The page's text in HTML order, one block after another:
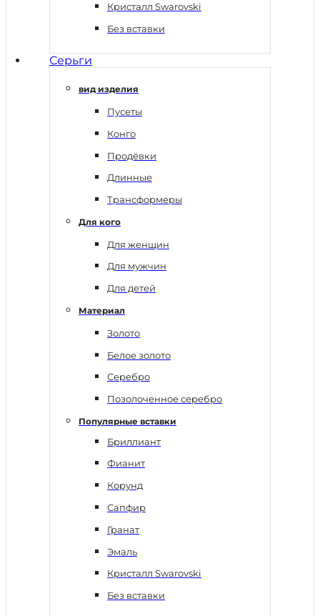
Кристалл Swarovski
Без вставки
Серьги
вид изделия
Пусеты
Конго
Продёвки
Длинные
Трансформеры
Для кого
Для женщин
Для мужчин
Для детей
Материал
Золото
Белое золото
Серебро
Позолоченное серебро
Популярные вставки
Бриллиант
Фианит
Корунд
Сапфир
Гранат
Эмаль
Кристалл Swarovski
Без вставки